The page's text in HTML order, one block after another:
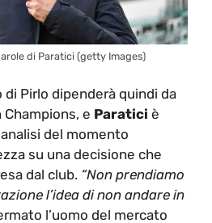
di Paratici (getty Images)
di Pirlo dipenderà quindi da
e Paratici è
del momento
su una decisione che
dal club. “Non prendiamo
l’idea di non andare in
l’uomo del mercato